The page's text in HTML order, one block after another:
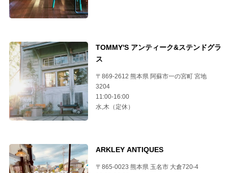
TOMMY'S アンティーク&ステンドグラ
ス
〒869-2612 熊本県 阿蘇市一の宮町 宮地
3204
11:00-16:00
水,木（定休）
ARKLEY ANTIQUES
〒865-0023 熊本県 玉名市 大倉720-4